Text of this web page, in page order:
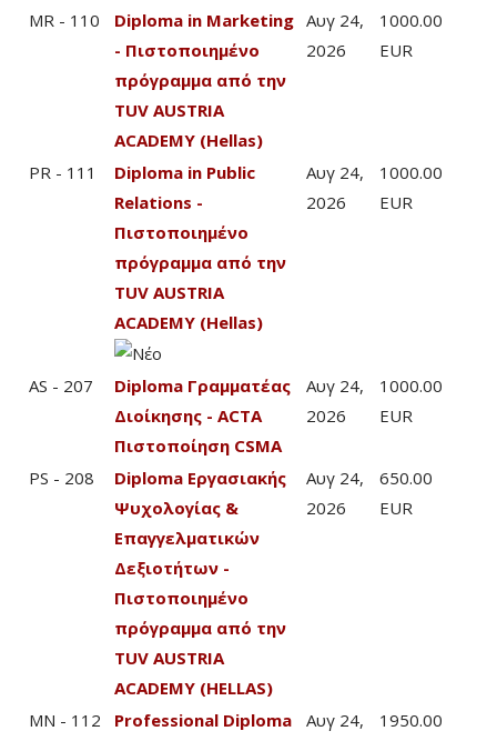
MR - 110
Diploma in Marketing
- Πιστοποιημένο
πρόγραμμα από την
TUV AUSTRIA
ACADEMY (Hellas)
Αυγ 24,
2026
1000.00
EUR
PR - 111
Diploma in Public
Relations -
Πιστοποιημένο
πρόγραμμα από την
TUV AUSTRIA
ACADEMY (Hellas)
Αυγ 24,
2026
1000.00
EUR
AS - 207
Diploma Γραμματέας
Διοίκησης - ACTA
Πιστοποίηση CSMA
Αυγ 24,
2026
1000.00
EUR
PS - 208
Diploma Εργασιακής
Ψυχολογίας &
Επαγγελματικών
Δεξιοτήτων -
Πιστοποιημένο
πρόγραμμα από την
TUV AUSTRIA
ACADEMY (HELLAS)
Αυγ 24,
2026
650.00
EUR
MN - 112
Professional Diploma
Αυγ 24,
1950.00